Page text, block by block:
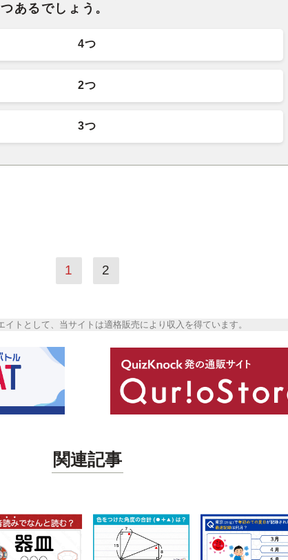
あるでしょう。
4つ
2つ
3つ
1 2
イトとして、当サイトは適格販売により収入を得ています。
関連記事